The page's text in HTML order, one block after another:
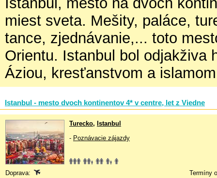
miest sveta. Mešity, paláce,
tance, zjednávanie,... toto
Orientu. Istanbul bol odjakživa
Áziou, kresťanstvom a
Istanbul - mesto dvoch kontinentov 4* v centre, let z Viedne
Turecko, Istanbul
- Poznávacie zájazdy
Doprava:
Termíny